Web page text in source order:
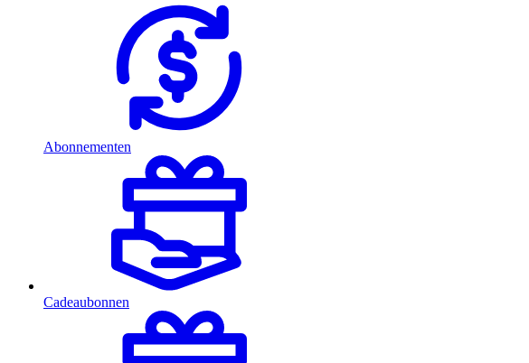
Abonnementen
Cadeaubonnen